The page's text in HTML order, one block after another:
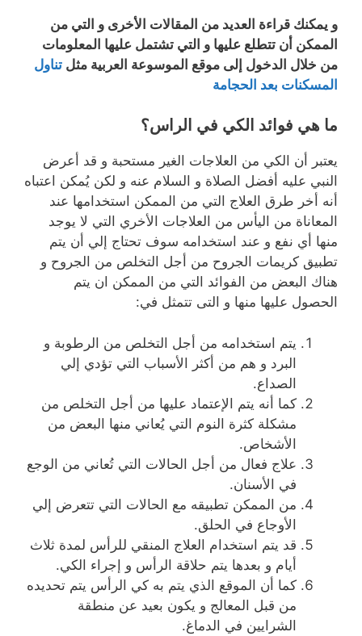
و يمكنك قراءة العديد من المقالات الأخرى و التي من
الممكن أن تتطلع عليها و التي تشتمل عليها المعلومات
من خلال الدخول إلى موقع الموسوعة العربية مثل تناول
المسكنات بعد الحجامة
ما هي فوائد الكي في الراس؟
يعتبر أن الكي من العلاجات الغير مستحبة و قد أعرض
النبي عليه أفضل الصلاة و السلام عنه و لكن يُمكن اعتباه
أنه أخر طرق العلاج التي من الممكن استخدامها عند
المعاناة من اليأس من العلاجات الأخري التي لا يوجد
منها أي نفع و عند استخدامه سوف تحتاج إلي أن يتم
تطبيق كريمات الجروح من أجل التخلص من الجروح و
هناك البعض من الفوائد التي من الممكن ان يتم
الحصول عليها منها و التى تتمثل في:
يتم استخدامه من أجل التخلص من الرطوبة و
البرد و هم من أكثر الأسباب التي تؤدي إلي
الصداع.
كما أنه يتم الإعتماد عليها من أجل التخلص من
مشكلة كثرة النوم التي يُعاني منها البعض من
الأشخاص.
علاج فعال من أجل الحالات التي تُعاني من الوجع
في الأسنان.
من الممكن تطبيقه مع الحالات التي تتعرض إلي
الأوجاع في الحلق.
قد يتم استخدام العلاج المنقي للرأس لمدة ثلاث
أيام و بعدها يتم حلاقة الرأس و إجراء الكي.
كما أن الموقع الذي يتم به كي الرأس يتم تحديده
من قبل المعالج و يكون بعيد عن منطقة
الشرايين في الدماغ.